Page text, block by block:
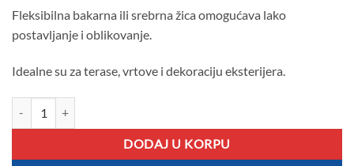
Fleksibilna bakarna ili srebrna žica omogućava lako
postavljanje i oblikovanje.
Idealne su za terase, vrtove i dekoraciju eksterijera.
DODAJ U KORPU